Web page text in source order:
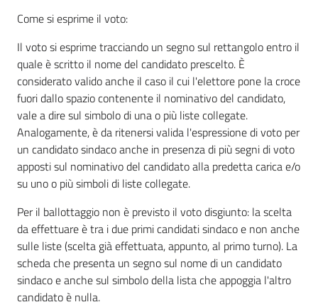
Come si esprime il voto:
Il voto si esprime tracciando un segno sul rettangolo entro il
quale è scritto il nome del candidato prescelto. È
considerato valido anche il caso il cui l'elettore pone la croce
fuori dallo spazio contenente il nominativo del candidato,
vale a dire sul simbolo di una o più liste collegate.
Analogamente, è da ritenersi valida l'espressione di voto per
un candidato sindaco anche in presenza di più segni di voto
apposti sul nominativo del candidato alla predetta carica e/o
su uno o più simboli di liste collegate.
Per il ballottaggio non è previsto il voto disgiunto: la scelta
da effettuare è tra i due primi candidati sindaco e non anche
sulle liste (scelta già effettuata, appunto, al primo turno). La
scheda che presenta un segno sul nome di un candidato
sindaco e anche sul simbolo della lista che appoggia l'altro
candidato è nulla.